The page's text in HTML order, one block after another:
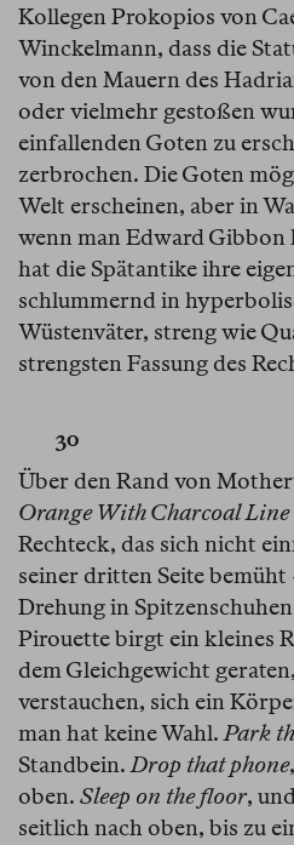
Kollegen Prokopios von
Winckelmann, dass die
von den Mauern des
oder vielmehr gestoßen
einfallenden Goten zu
zerbrochen. Die Goten
Welt erscheinen, aber in
wenn man Edward Gibbon
hat die Spätantike ihre
schlummernd in
Wüstenväter, streng wie
strengsten Fassung des
30
Über den Rand von
Orange With Charcoal Line
Rechteck, das sich nicht
seiner dritten Seite bemüht
Drehung in
Pirouette birgt ein kleines
dem Gleichgewicht
verstauchen, sich ein
man hat keine Wahl.Park
Standbein.Drop that phone
oben. Sleep on the floor,
seitlich nach oben, bis zu